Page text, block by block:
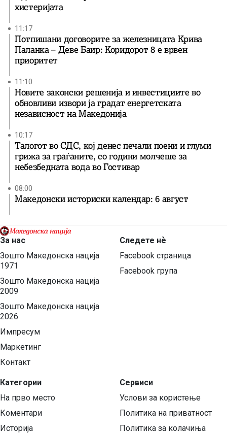
хистеријата
11:17
Потпишани договорите за железницата Крива
Паланка – Деве Баир: Коридорот 8 е врвен
приоритет
11:10
Новите законски решенија и инвестициите во
обновливи извори ја градат енергетската
независност на Македонија
10:17
Талогот во СДС, кој денес печали поени и глуми
грижа за граѓаните, со години молчеше за
небезбедната вода во Гостивар
08:00
Македонски историски календар: 6 август
За нас
Зошто Македонска нација
1971
Зошто Македонска нација
2009
Зошто Македонска нација
2026
Импресум
Маркетинг
Контакт
Категории
На прво место
Коментари
Историја
Следете нѐ
Facebook страница
Facebook група
Сервиси
Услови за користење
Политика на приватност
Политика за колачиња